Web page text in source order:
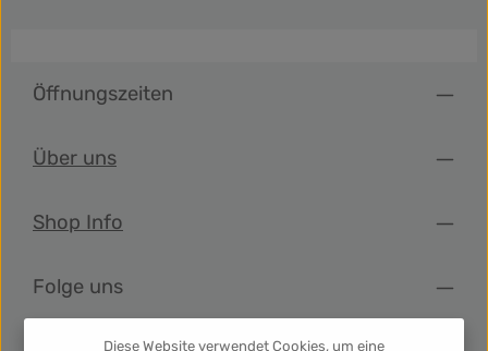
Öffnungszeiten
Über uns
Shop Info
Folge uns
Diese Website verwendet Cookies, um eine